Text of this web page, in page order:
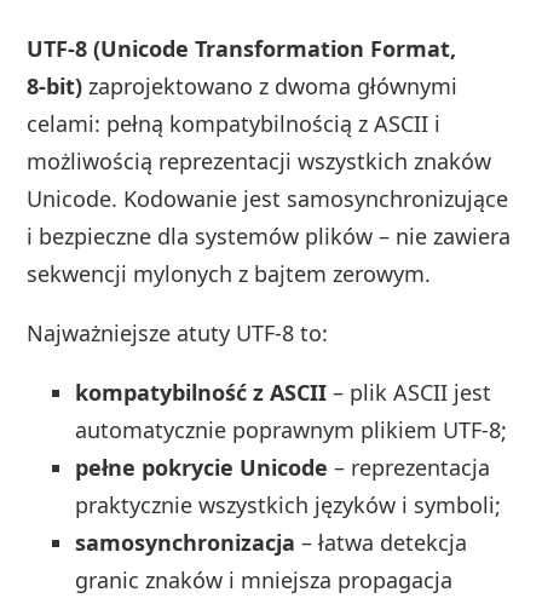
UTF‑8 (Unicode Transformation Format,
8‑bit) zaprojektowano z dwoma głównymi
celami: pełną kompatybilnością z ASCII i
możliwością reprezentacji wszystkich znaków
Unicode. Kodowanie jest samosynchronizujące
i bezpieczne dla systemów plików – nie zawiera
sekwencji mylonych z bajtem zerowym.
Najważniejsze atuty UTF‑8 to:
kompatybilność z ASCII – plik ASCII jest
automatycznie poprawnym plikiem UTF‑8;
pełne pokrycie Unicode – reprezentacja
praktycznie wszystkich języków i symboli;
samosynchronizacja – łatwa detekcja
granic znaków i mniejsza propagacja